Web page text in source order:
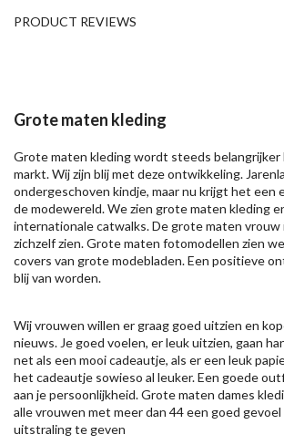
PRODUCT REVIEWS
Grote maten kleding
Grote maten kleding wordt steeds belangrijker
markt. Wij zijn blij met deze ontwikkeling.
ondergeschoven kindje, maar nu krijgt het een
de modewereld. We zien grote maten kleding
internationale catwalks. De grote maten vrouw
zichzelf zien. Grote maten fotomodellen zien
covers van grote modebladen. Een positieve
blij van worden.
Wij vrouwen willen er graag goed uitzien en
nieuws. Je goed voelen, er leuk uitzien, gaan
net als een mooi cadeautje, als er een leuk
het cadeautje sowieso al leuker. Een goede
aan je persoonlijkheid. Grote maten dames
alle vrouwen met meer dan 44 een goed gevoel
uitstraling te geven